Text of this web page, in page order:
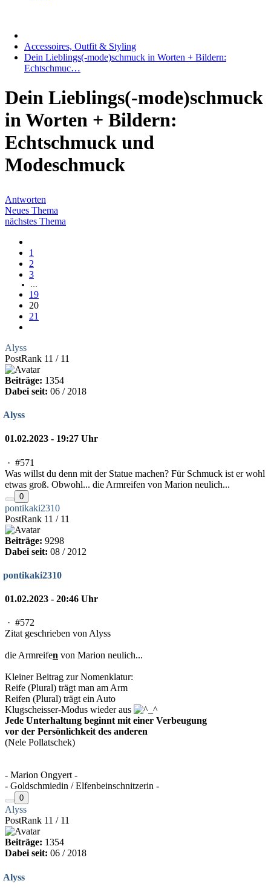
Accessoires, Outfit & Styling
Dein Lieblings(-mode)schmuck in Worten + Bildern:
Echtschmuc…
Dein Lieblings(-mode)schmuck
in Worten + Bildern:
Echtschmuck und
Modeschmuck
Antworten
Neues Thema
nächstes Thema
1
2
3
…
19
20
21
Alyss
PostRank 11 / 11
Beiträge: 1354
Dabei seit: 06 / 2018
Alyss
01.02.2023 - 19:27 Uhr
· #571
Was willst du denn mit der Statue machen? Für Schmuck ist er wohl
etwas groß. Obwohl... die Armreifen von Marion neulich...
0
pontikaki2310
PostRank 11 / 11
Beiträge: 9298
Dabei seit: 08 / 2012
pontikaki2310
01.02.2023 - 20:46 Uhr
· #572
Zitat geschrieben von Alyss
die Armreifen von Marion neulich...
Kleiner Beitrag zur Nomenklatur:
Reife (Plural) trägt man am Arm
Reifen (Plural) trägt ein Auto
Klugscheisser-Modus wieder aus
Jede Unterhaltung beginnt mit einer Verbeugung
vor der Persönlichkeit des anderen
(Nele Pollatschek)
- Marion Ongyert -
- Goldschmiedin / Elfenbeinschnitzerin -
0
Alyss
PostRank 11 / 11
Beiträge: 1354
Dabei seit: 06 / 2018
Alyss